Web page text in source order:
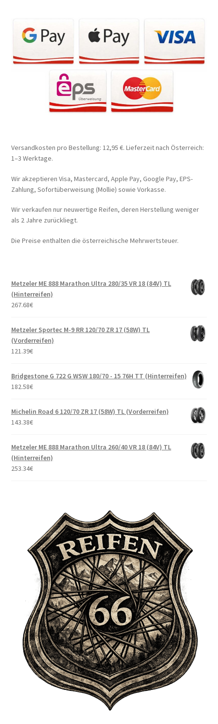
Versandkosten pro Bestellung: 12,95 €. Lieferzeit nach Österreich:
1–3 Werktage.
Wir akzeptieren Visa, Mastercard, Apple Pay, Google Pay, EPS-
Zahlung, Sofortüberweisung (Mollie) sowie Vorkasse.
Wir verkaufen nur neuwertige Reifen, deren Herstellung weniger
als 2 Jahre zurückliegt.
Die Preise enthalten die österreichische Mehrwertsteuer.
Metzeler ME 888 Marathon Ultra 280/35 VR 18 (84V) TL
(Hinterreifen)
267.68€
Metzeler Sportec M-9 RR 120/70 ZR 17 (58W) TL
(Vorderreifen)
121.39€
Bridgestone G 722 G WSW 180/70 - 15 76H TT (Hinterreifen)
182.58€
Michelin Road 6 120/70 ZR 17 (58W) TL (Vorderreifen)
143.38€
Metzeler ME 888 Marathon Ultra 260/40 VR 18 (84V) TL
(Hinterreifen)
253.34€